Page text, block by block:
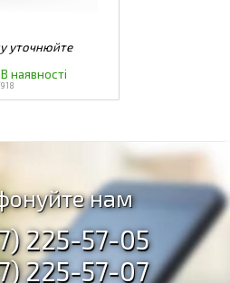
нам
225-57-05
225-57-07